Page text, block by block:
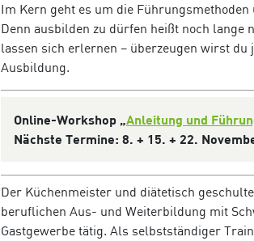
Im Kern geht es um die
Denn ausbilden zu dürfen heißt noch lange
lassen sich erlernen – überzeugen wirst
Ausbildung.
Online-Workshop „Anleitung und
Nächste Termine: 8. + 15. + 22.
Der Küchenmeister und diätetisch
beruflichen Aus- und Weiterbildung mit
Gastgewerbe tätig. Als selbstständiger